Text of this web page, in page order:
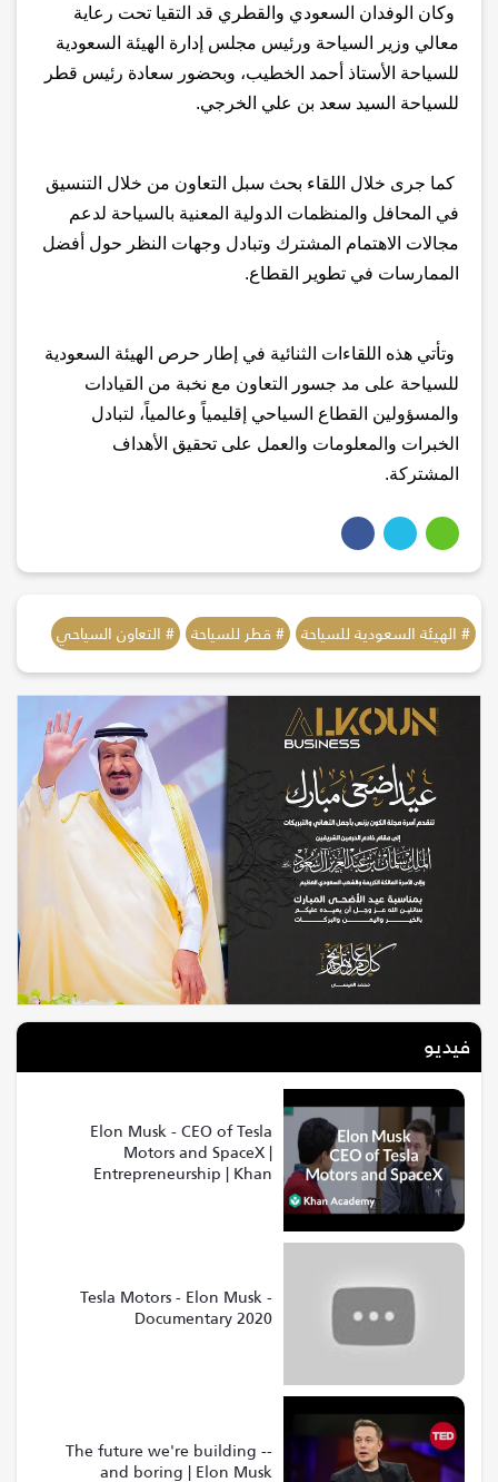
وكان الوفدان السعودي والقطري قد التقيا تحت رعاية
معالي وزير السياحة ورئيس مجلس إدارة الهيئة السعودية
للسياحة الأستاذ أحمد الخطيب، وبحضور سعادة رئيس قطر
للسياحة السيد سعد بن علي الخرجي.
كما جرى خلال اللقاء بحث سبل التعاون من خلال التنسيق
في المحافل والمنظمات الدولية المعنية بالسياحة لدعم
مجالات الاهتمام المشترك وتبادل وجهات النظر حول أفضل
الممارسات في تطوير القطاع.
وتأتي هذه اللقاءات الثنائية في إطار حرص الهيئة السعودية
للسياحة على مد جسور التعاون مع نخبة من القيادات
والمسؤولين القطاع السياحي إقليمياً وعالمياً، لتبادل
الخبرات والمعلومات والعمل على تحقيق الأهداف
المشتركة.
# الهيئة السعودية للسياحة # قطر للسياحة # التعاون السياحي
فيديو
Elon Musk - CEO of Tesla
Motors and SpaceX |
Entrepreneurship | Khan
Tesla Motors - Elon Musk -
Documentary 2020
The future we're building --
and boring | Elon Musk